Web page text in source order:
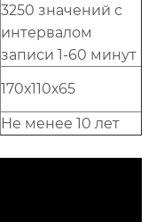
3250 значений с
интервалом
записи 1-60 минут
170х110х65
Не менее 10 лет